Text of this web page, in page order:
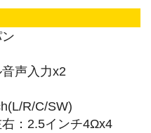
声入力x2
R/C/SW)
：2.5インチ4Ωx4